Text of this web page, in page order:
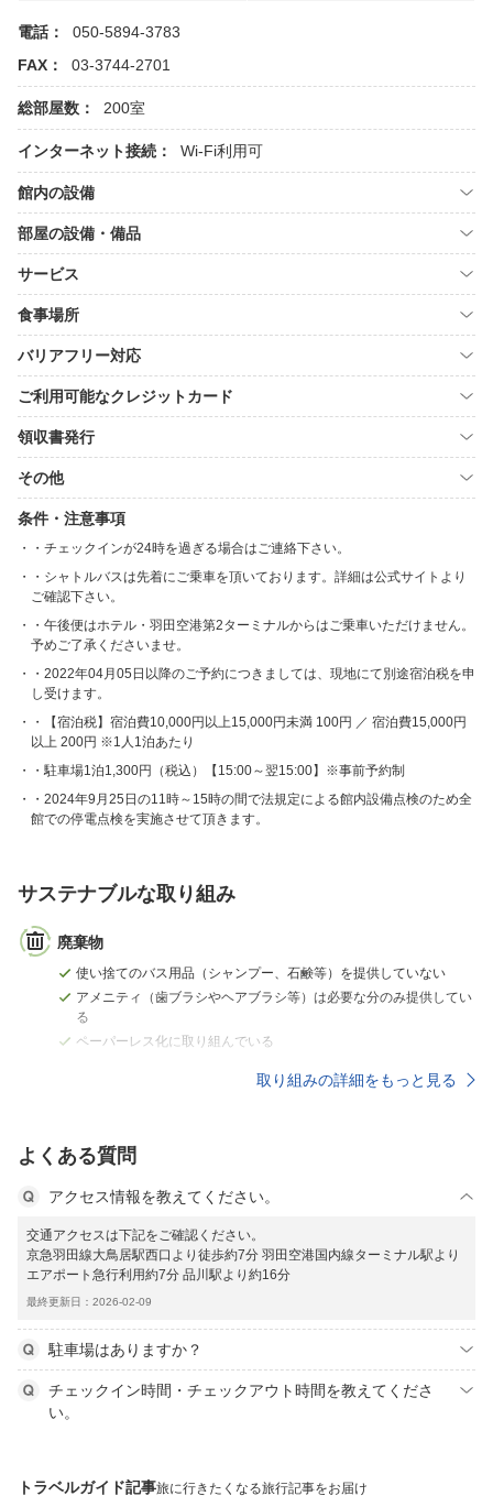
電話：
050-5894-3783
FAX：
03-3744-2701
総部屋数： 200室
インターネット接続： Wi-Fi利用可
館内の設備
部屋の設備・備品
サービス
食事場所
バリアフリー対応
ご利用可能なクレジットカード
領収書発行
その他
条件・注意事項
・チェックインが24時を過ぎる場合はご連絡下さい。
・シャトルバスは先着にご乗車を頂いております。詳細は公式サイトより
ご確認下さい。
・午後便はホテル・羽田空港第2ターミナルからはご乗車いただけません。
予めご了承くださいませ。
・2022年04月05日以降のご予約につきましては、現地にて別途宿泊税を申
し受けます。
・【宿泊税】宿泊費10,000円以上15,000円未満 100円 ／ 宿泊費15,000円
以上 200円 ※1人1泊あたり
・駐車場1泊1,300円（税込）【15:00～翌15:00】※事前予約制
・2024年9月25日の11時～15時の間で法規定による館内設備点検のため全
館での停電点検を実施させて頂きます。
サステナブルな取り組み
廃棄物
使い捨てのバス用品（シャンプー、石鹸等）を提供していない
アメニティ（歯ブラシやヘアブラシ等）は必要な分のみ提供してい
る
ペーパーレス化に取り組んでいる
取り組みの詳細をもっと見る
よくある質問
アクセス情報を教えてください。
交通アクセスは下記をご確認ください。
京急羽田線大鳥居駅西口より徒歩約7分 羽田空港国内線ターミナル駅より
エアポート急行利用約7分 品川駅より約16分
最終更新日：2026-02-09
駐車場はありますか？
チェックイン時間・チェックアウト時間を教えてくださ
い。
トラベルガイド記事旅に行きたくなる旅行記事をお届け